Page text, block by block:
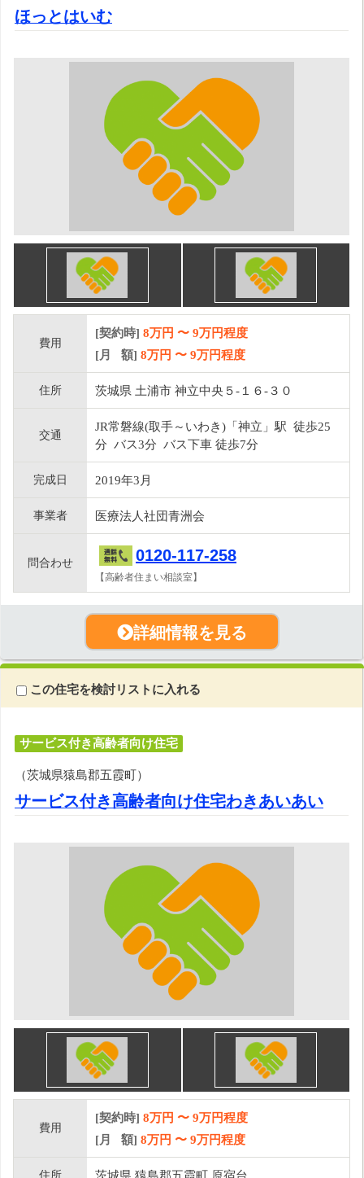
ほっとはいむ
費用
[契約時] 8万円 〜 9万円程度
[月 額] 8万円 〜 9万円程度
住所 茨城県 土浦市 神立中央５-１６-３０
交通
JR常磐線(取手～いわき)「神立」駅 徒歩25
分 バス3分 バス下車 徒歩7分
完成日 2019年3月
事業者 医療法人社団青洲会
問合わせ 0120-117-258
【高齢者住まい相談室】
詳細情報を見る
この住宅を検討リストに入れる
サービス付き高齢者向け住宅
（茨城県猿島郡五霞町）
サービス付き高齢者向け住宅わきあいあい
費用
[契約時] 8万円 〜 9万円程度
[月 額] 8万円 〜 9万円程度
住所